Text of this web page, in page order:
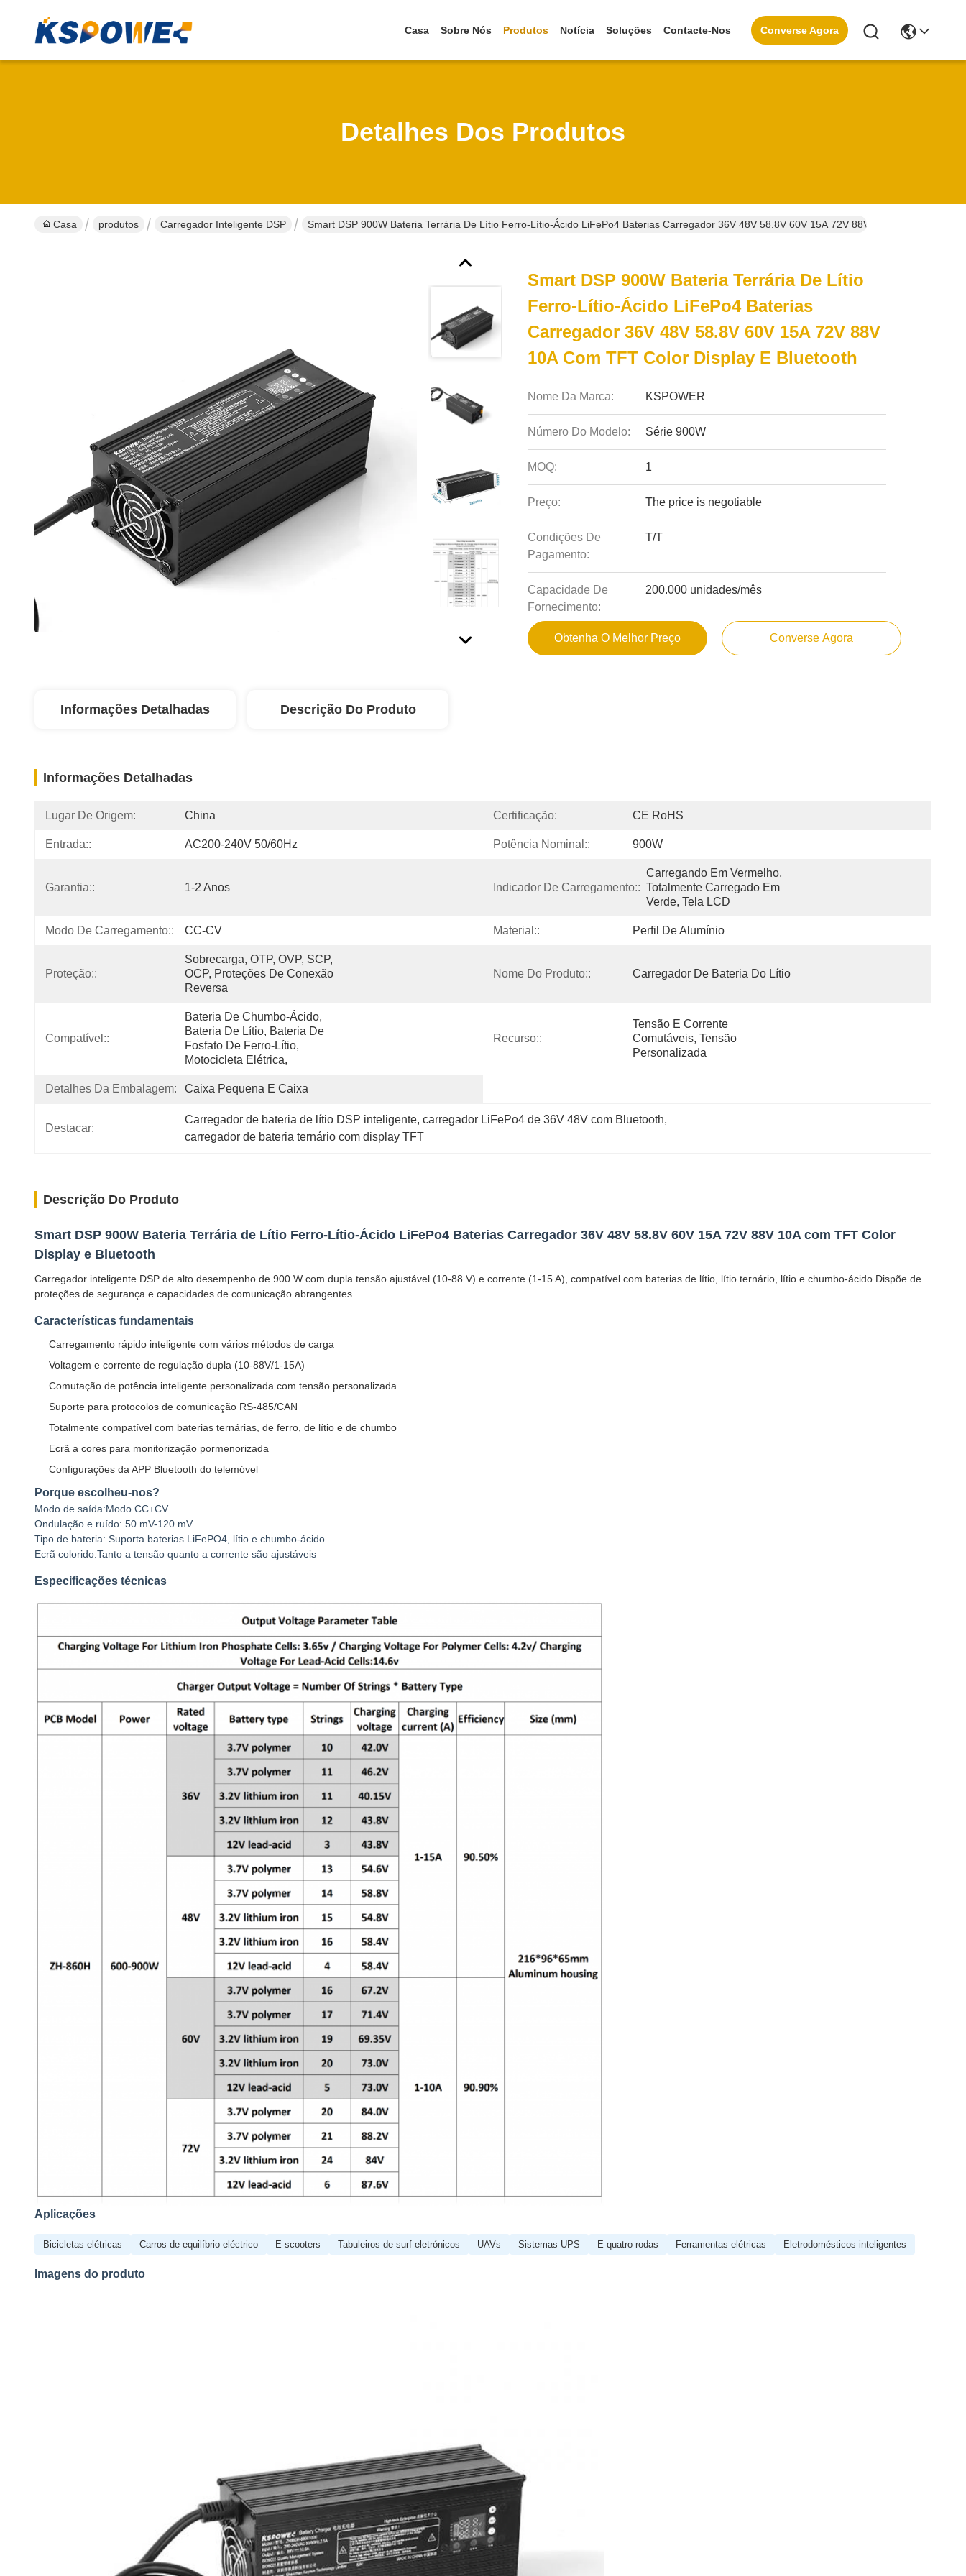
Casa Sobre Nós Produtos Notícia Soluções Contacte-Nos Converse Agora
Detalhes Dos Produtos
Casa produtos Carregador Inteligente DSP Smart DSP 900W Bateria Terrária De Lítio Ferro-Lítio-Ácido LiFePo4 Baterias Carregador 36V 48V 58.8V 60V 15A 72V 88V 10A Com TFT
Smart DSP 900W Bateria Terrária De Lítio
Ferro-Lítio-Ácido LiFePo4 Baterias
Carregador 36V 48V 58.8V 60V 15A 72V 88V
10A Com TFT Color Display E Bluetooth
Nome Da Marca: KSPOWER
Número Do Modelo: Série 900W
MOQ: 1
Preço: The price is negotiable
Condições De
Pagamento:
T/T
Capacidade De
Fornecimento:
200.000 unidades/mês
Obtenha O Melhor Preço Converse Agora
Informações Detalhadas Descrição Do Produto
Informações Detalhadas
Lugar De Origem: China Certificação: CE RoHS
Entrada:: AC200-240V 50/60Hz Potência Nominal:: 900W
Garantia:: 1-2 Anos Indicador De Carregamento::
Carregando Em Vermelho,
Totalmente Carregado Em
Verde, Tela LCD
Modo De Carregamento:: CC-CV Material:: Perfil De Alumínio
Proteção::
Sobrecarga, OTP, OVP, SCP,
OCP, Proteções De Conexão
Reversa
Nome Do Produto:: Carregador De Bateria Do Lítio
Compatível::
Bateria De Chumbo-Ácido,
Bateria De Lítio, Bateria De
Fosfato De Ferro-Lítio,
Motocicleta Elétrica,
Recurso::
Tensão E Corrente
Comutáveis, Tensão
Personalizada
Detalhes Da Embalagem: Caixa Pequena E Caixa
Destacar:
Carregador de bateria de lítio DSP inteligente, carregador LiFePo4 de 36V 48V com Bluetooth,
carregador de bateria ternário com display TFT
Descrição Do Produto
Smart DSP 900W Bateria Terrária de Lítio Ferro-Lítio-Ácido LiFePo4 Baterias Carregador 36V 48V 58.8V 60V 15A 72V 88V 10A com TFT Color
Display e Bluetooth
Carregador inteligente DSP de alto desempenho de 900 W com dupla tensão ajustável (10-88 V) e corrente (1-15 A), compatível com baterias de lítio, lítio ternário, lítio e chumbo-ácido.Dispõe de
proteções de segurança e capacidades de comunicação abrangentes.
Características fundamentais
Carregamento rápido inteligente com vários métodos de carga
Voltagem e corrente de regulação dupla (10-88V/1-15A)
Comutação de potência inteligente personalizada com tensão personalizada
Suporte para protocolos de comunicação RS-485/CAN
Totalmente compatível com baterias ternárias, de ferro, de lítio e de chumbo
Ecrã a cores para monitorização pormenorizada
Configurações da APP Bluetooth do telemóvel
Porque escolheu-nos?
Modo de saída:Modo CC+CV
Ondulação e ruído: 50 mV-120 mV
Tipo de bateria: Suporta baterias LiFePO4, lítio e chumbo-ácido
Ecrã colorido:Tanto a tensão quanto a corrente são ajustáveis
Especificações técnicas
Aplicações
Bicicletas elétricas Carros de equilíbrio eléctrico E-scooters Tabuleiros de surf eletrónicos UAVs Sistemas UPS E-quatro rodas Ferramentas elétricas Eletrodomésticos inteligentes
Imagens do produto